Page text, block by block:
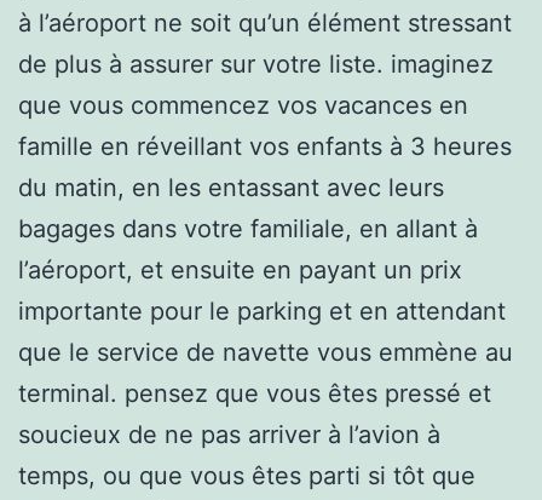
à l’aéroport ne soit qu’un élément stressant
de plus à assurer sur votre liste. imaginez
que vous commencez vos vacances en
famille en réveillant vos enfants à 3 heures
du matin, en les entassant avec leurs
bagages dans votre familiale, en allant à
l’aéroport, et ensuite en payant un prix
importante pour le parking et en attendant
que le service de navette vous emmène au
terminal. pensez que vous êtes pressé et
soucieux de ne pas arriver à l’avion à
temps, ou que vous êtes parti si tôt que